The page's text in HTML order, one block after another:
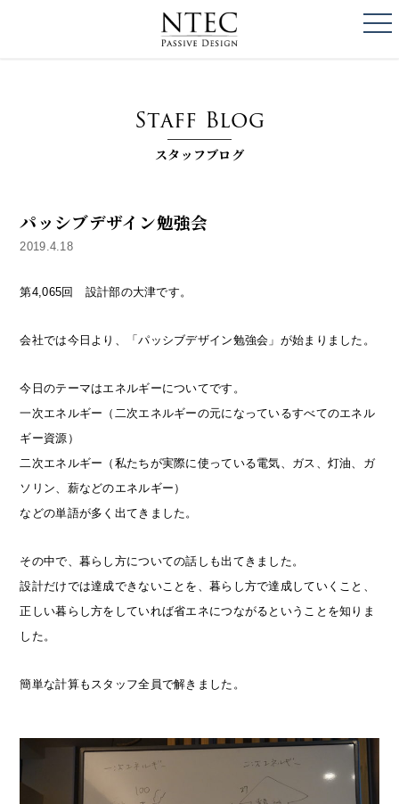
Staff Blog
スタッフブログ
パッシブデザイン勉強会
2019.4.18
第4,065回 設計部の大津です。
会社では今日より、「パッシブデザイン勉強会」が始まりました。
今日のテーマはエネルギーについてです。
一次エネルギー（二次エネルギーの元になっているすべてのエネル
ギー資源）
二次エネルギー（私たちが実際に使っている電気、ガス、灯油、ガ
ソリン、薪などのエネルギー）
などの単語が多く出てきました。
その中で、暮らし方についての話しも出てきました。
設計だけでは達成できないことを、暮らし方で達成していくこと、
正しい暮らし方をしていれば省エネにつながるということを知りま
した。
簡単な計算もスタッフ全員で解きました。